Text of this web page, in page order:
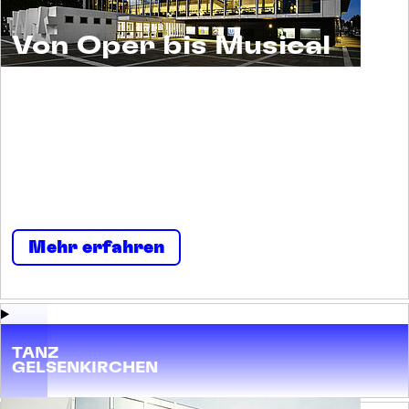
Von Oper bis Musical
Mehr erfahren
TANZ
GELSENKIRCHEN